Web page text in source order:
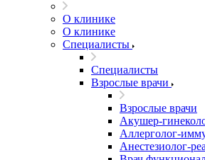
О клинике
О клинике
Специалисты
Специалисты
Взрослые врачи
Взрослые врачи
Акушер-
Аллерголог-
Анестезиолог-